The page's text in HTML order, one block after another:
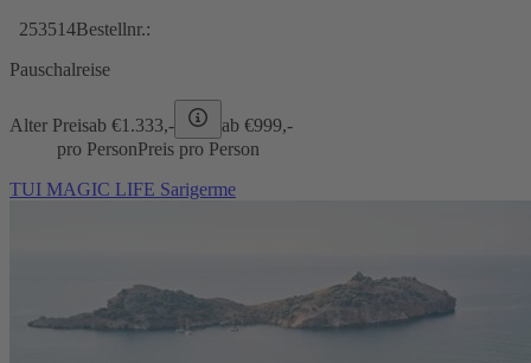
253514Bestellnr.:
Pauschalreise
Alter Preisab €1.333,- ab €999,-
pro PersonPreis pro Person
TUI MAGIC LIFE Sarigerme